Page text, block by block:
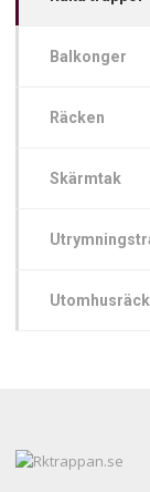
Balkonger
Räcken
Skärmtak